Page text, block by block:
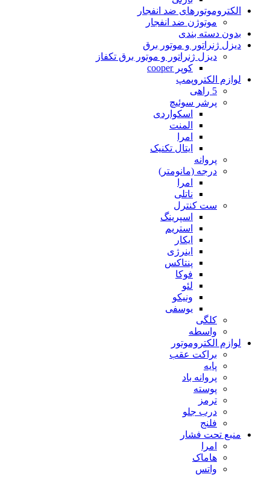
الکتروموتورهای ضد انفجار
موتوژن ضد انفجار
بدون دسته بندی
دیزل ژنراتور و موتور برق
دیزل ژنراتور و موتور برق تکفاز
کوپر cooper
لوازم الکتروپمپ
5 راهی
پرشر سوئیچ
اسکواردی
المنت
امرا
ایتال تکنیک
پروانه
درجه (مانومتر)
امرا
ناتلی
ست کنترل
اسپرینگ
استریم
ایکار
اینرژی
پنتاکس
فوکا
لئو
ونیکو
یوسفی
کلگی
واسطه
لوازم الکتروموتور
براکت عقب
پایه
پروانه باد
پوسته
ترمز
درب جلو
فلنج
منبع تحت فشار
امرا
هاماک
واتس